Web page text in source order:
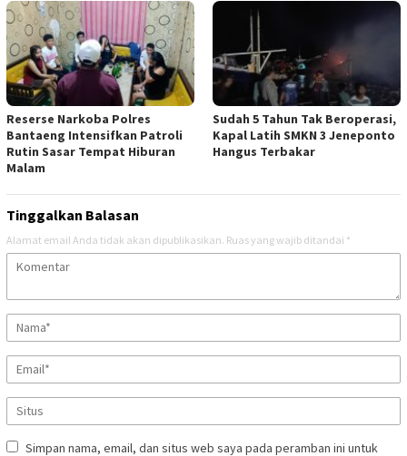
Reserse Narkoba Polres
Bantaeng Intensifkan Patroli
Rutin Sasar Tempat Hiburan
Malam
Sudah 5 Tahun Tak Beroperasi,
Kapal Latih SMKN 3 Jeneponto
Hangus Terbakar
Tinggalkan Balasan
Alamat email Anda tidak akan dipublikasikan. Ruas yang wajib ditandai *
Simpan nama, email, dan situs web saya pada peramban ini untuk